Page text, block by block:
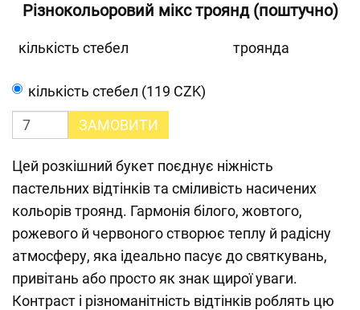
Різнокольоровий мікс троянд (поштучно)
кількість стебел троянда
кількість стебел (119 CZK)
ЗАМОВИТИ
Цей розкішний букет поєднує ніжність
пастельних відтінків та сміливість насичених
кольорів троянд. Гармонія білого, жовтого,
рожевого й червоного створює теплу й радісну
атмосферу, яка ідеально пасує до святкувань,
привітань або просто як знак щирої уваги.
Контраст і різноманітність відтінків роблять цю